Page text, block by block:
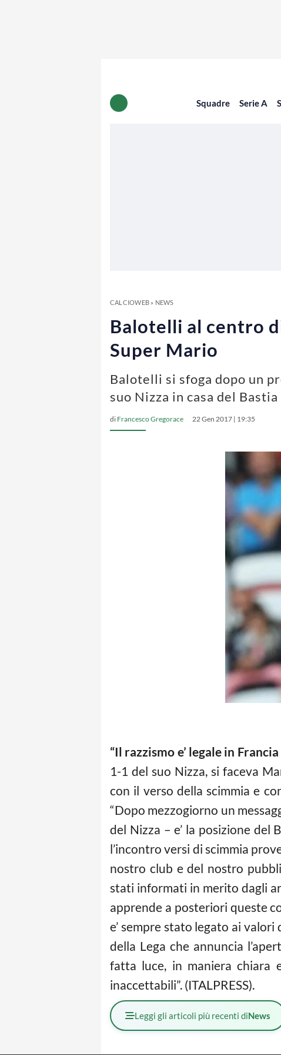
Squadre Serie A
CALCIOWEB» NEWS
Balotelli al centro
Super Mario
Balotelli si sfoga dopo un
suo Nizza in casa del Bastia
di Francesco Gregorace 22 Gen 2017 | 19:35
“Il razzismo e’ legale in Francia
1-1 del suo Nizza, si faceva
con il verso della scimmia e
“Dopo mezzogiorno un
del Nizza – e’ la posizione
l’incontro versi di scimmia
nostro club e del nostro
stati informati in merito dagli
apprende a posteriori queste
e’ sempre stato legato ai
della Lega che annuncia
fatta luce, in maniera chiara
inaccettabili”. (ITALPRESS).
Leggi gli articoli più recenti diNews